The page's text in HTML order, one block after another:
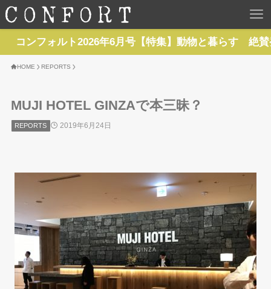
HOME
BACKNUMBER
NEWS
Contact Us
ト2026年6月号【特集】動物と暮らす 絶賛発売中
HOME REPORTS
MUJI HOTEL GINZAで本三昧？
REPORTS 2019年6月24日